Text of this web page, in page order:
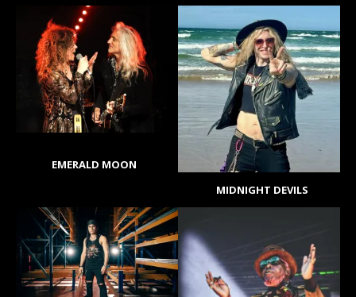
EMERALD MOON
MIDNIGHT DEVILS